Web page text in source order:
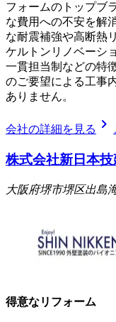
フォームのトップブ
な費用への不安を解
な耐震補強や高断熱
ケルトンリノベーシ
一貫担当制などの特
のご要望による工事
ありません。
会社の詳細を見る chevron_right
株式会社新日本技
大阪府堺市堺区出島
得意なリフォーム